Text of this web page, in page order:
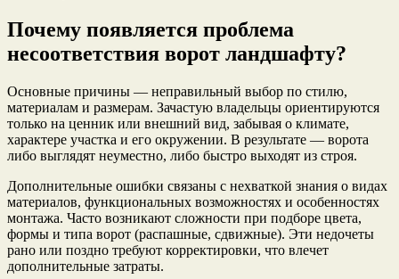
Почему появляется проблема
несоответствия ворот ландшафту?
Основные причины — неправильный выбор по стилю,
материалам и размерам. Зачастую владельцы ориентируются
только на ценник или внешний вид, забывая о климате,
характере участка и его окружении. В результате — ворота
либо выглядят неуместно, либо быстро выходят из строя.
Дополнительные ошибки связаны с нехваткой знания о видах
материалов, функциональных возможностях и особенностях
монтажа. Часто возникают сложности при подборе цвета,
формы и типа ворот (распашные, сдвижные). Эти недочеты
рано или поздно требуют корректировки, что влечет
дополнительные затраты.